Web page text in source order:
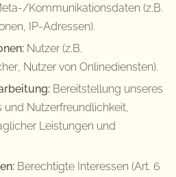
Kommunikationsdaten (z.B.
IP-Adressen).
Nutzer (z.B.
Nutzer von Onlinediensten).
Bereitstellung unseres
und Nutzerfreundlichkeit,
Leistungen und
Berechtigte Interessen (Art. 6